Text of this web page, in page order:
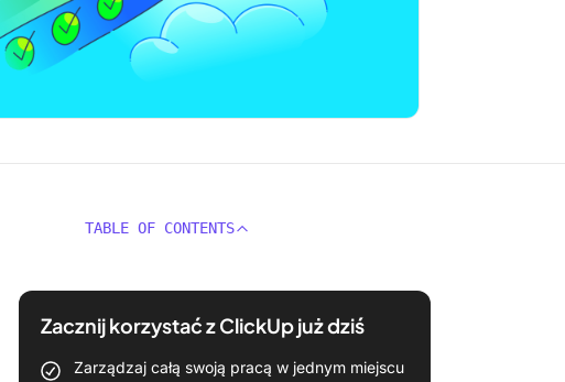
TABLE OF CONTENTS
Zacznij korzystać z ClickUp już dziś
Zarządzaj całą swoją pracą w jednym miejscu